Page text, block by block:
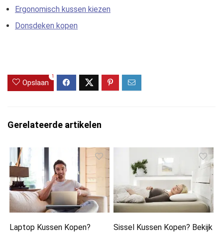
Ergonomisch kussen kiezen
Donsdeken kopen
Opslaan
1
Gerelateerde artikelen
Laptop Kussen Kopen?
Sissel Kussen Kopen? Bekijk